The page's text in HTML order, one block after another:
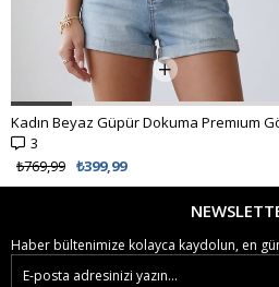
3
₺399,99
₺769,99
Haber bültenimize kolayca kaydolun, en